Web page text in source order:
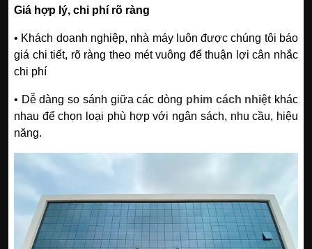
Giá hợp lý, chi phí rõ ràng
• Khách doanh nghiệp, nhà máy luôn được chúng tôi báo
giá chi tiết, rõ ràng theo mét vuông để thuận lợi cân nhắc
chi phí
• Dễ dàng so sánh giữa các dòng phim cách nhiệt khác
nhau để chọn loại phù hợp với ngân sách, nhu cầu, hiệu
năng.